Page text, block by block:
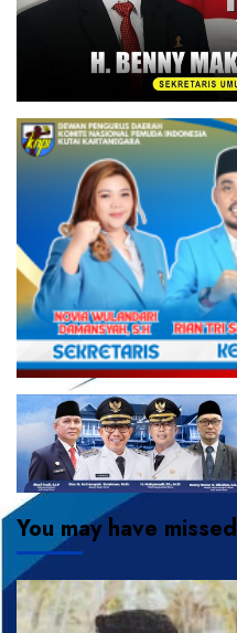
You may have missed